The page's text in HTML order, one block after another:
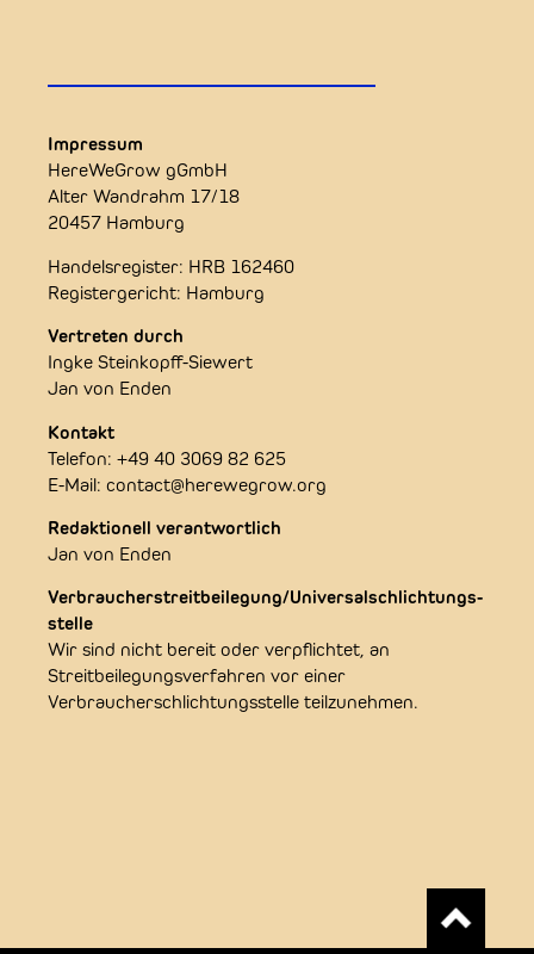
Impressum
HereWeGrow gGmbH
Alter Wandrahm 17/18
20457 Hamburg
Handelsregister: HRB 162460
Registergericht: Hamburg
Vertreten durch
Ingke Steinkopff-Siewert
Jan von Enden
Kontakt
Telefon: +49 40 3069 82 625
E-Mail: contact@herewegrow.org
Redaktionell verantwortlich
Jan von Enden
Verbraucher­streit­beilegung/Universal­schlichtungs­
stelle
Wir sind nicht bereit oder verpflichtet, an
Streitbeilegungsverfahren vor einer
Verbraucherschlichtungsstelle teilzunehmen.